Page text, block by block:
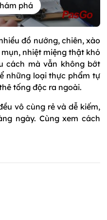
phá
đồ nướng, chiên, xào
nhiệt miệng thật khó
cách mà vẫn không bớt
những loại thực phẩm tự
tống độc ra ngoài.
vô cùng rẻ và dễ kiếm,
ngày. Cùng xem cách